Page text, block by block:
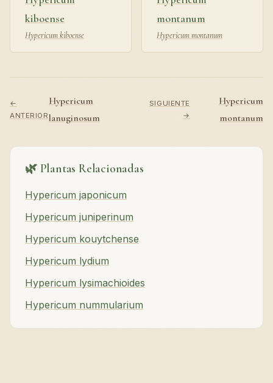
kiboense
Hypericum kiboense
montanum
Hypericum montanum
←
ANTERIOR
Hypericum
lanuginosum
SIGUIENTE
→
Hypericum
montanum
🌿 Plantas Relacionadas
Hypericum japonicum
Hypericum juniperinum
Hypericum kouytchense
Hypericum lydium
Hypericum lysimachioides
Hypericum nummularium